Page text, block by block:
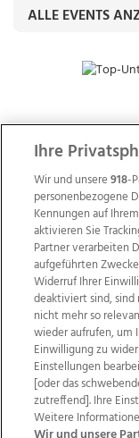
ALLE EVENTS
ZUR
Wir über uns
Datenschutz
AGB Website
Ihre
Wir und unsere918-
personenbezogene
Kennungen auf
aktivieren Sie
Partner verarbeiten
aufgeführten
Widerruf Ihrer
deaktiviert sind,
nicht mehr so
wieder aufrufen, um
Einwilligung zu
Einstellungen
[oder das
zutreffend]. Ihre
Weitere